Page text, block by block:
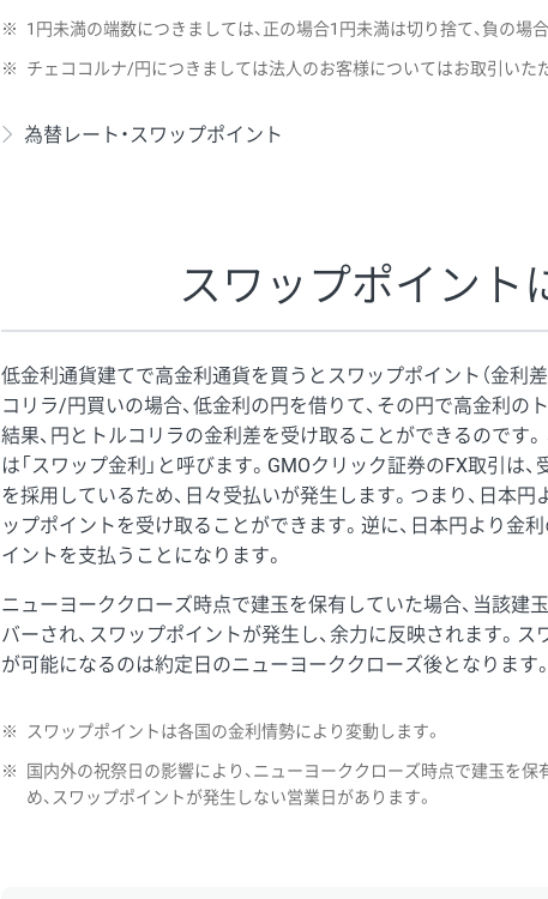
※ 1円未満の端数につきましては、正の場合1円未満は切り捨て、負の場
※ チェココルナ/円につきましては法人のお客様についてはお取引いた
為替レート・スワップポイント
スワップポイント
低金利通貨建てで高金利通貨を買うとスワップポイント（金利
コリラ/円買いの場合、低金利の円を借りて、その円で高金利の
結果、円とトルコリラの金利差を受け取ることができるのです
は「スワップ金利」と呼びます。GMOクリック証券のFX取引は
を採用しているため、日々受払いが発生します。つまり、日本
ップポイントを受け取ることができます。逆に、日本円より金
イントを支払うことになります。
ニューヨーククローズ時点で建玉を保有していた場合、当該建
バーされ、スワップポイントが発生し、余力に反映されます。
が可能になるのは約定日のニューヨーククローズ後となります
※ スワップポイントは各国の金利情勢により変動します。
※
国内外の祝祭日の影響により、ニューヨーククローズ時点で建玉を
め、スワップポイントが発生しない営業日があります。